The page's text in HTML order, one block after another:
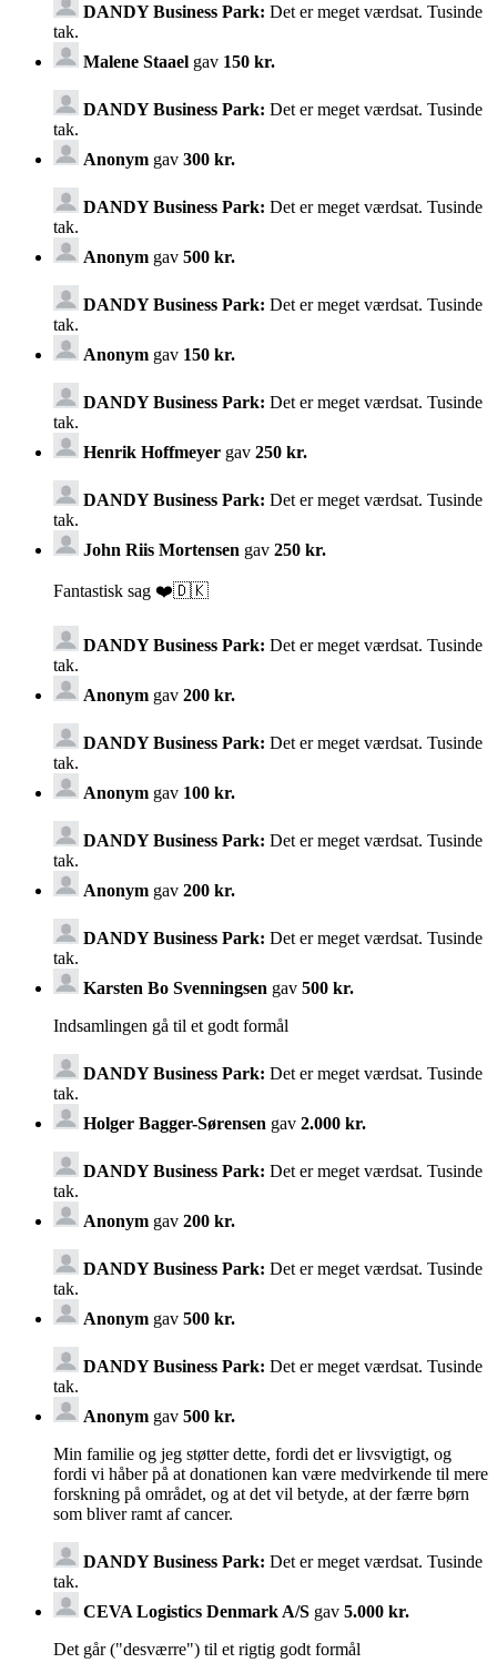
DANDY Business Park: Det er meget værdsat. Tusinde
tak.
Malene Staael gav 150 kr.
DANDY Business Park: Det er meget værdsat. Tusinde
tak.
Anonym gav 300 kr.
DANDY Business Park: Det er meget værdsat. Tusinde
tak.
Anonym gav 500 kr.
DANDY Business Park: Det er meget værdsat. Tusinde
tak.
Anonym gav 150 kr.
DANDY Business Park: Det er meget værdsat. Tusinde
tak.
Henrik Hoffmeyer gav 250 kr.
DANDY Business Park: Det er meget værdsat. Tusinde
tak.
John Riis Mortensen gav 250 kr.
Fantastisk sag ❤️🇩🇰
DANDY Business Park: Det er meget værdsat. Tusinde
tak.
Anonym gav 200 kr.
DANDY Business Park: Det er meget værdsat. Tusinde
tak.
Anonym gav 100 kr.
DANDY Business Park: Det er meget værdsat. Tusinde
tak.
Anonym gav 200 kr.
DANDY Business Park: Det er meget værdsat. Tusinde
tak.
Karsten Bo Svenningsen gav 500 kr.
Indsamlingen gå til et godt formål
DANDY Business Park: Det er meget værdsat. Tusinde
tak.
Holger Bagger-Sørensen gav 2.000 kr.
DANDY Business Park: Det er meget værdsat. Tusinde
tak.
Anonym gav 200 kr.
DANDY Business Park: Det er meget værdsat. Tusinde
tak.
Anonym gav 500 kr.
DANDY Business Park: Det er meget værdsat. Tusinde
tak.
Anonym gav 500 kr.
Min familie og jeg støtter dette, fordi det er livsvigtigt, og
fordi vi håber på at donationen kan være medvirkende til mere
forskning på området, og at det vil betyde, at der færre børn
som bliver ramt af cancer.
DANDY Business Park: Det er meget værdsat. Tusinde
tak.
CEVA Logistics Denmark A/S gav 5.000 kr.
Det går ("desværre") til et rigtig godt formål